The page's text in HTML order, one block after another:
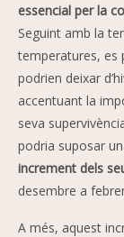
essencial per la
Seguint amb la
temperatures, es
podrien deixar
accentuant la
seva
podria suposar
increment dels
desembre a
A més, aquest